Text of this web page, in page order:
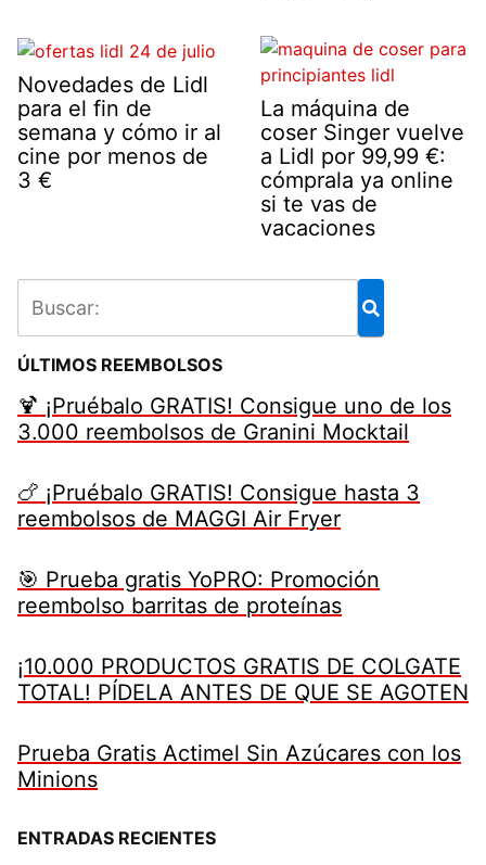
Novedades de Lidl
para el fin de
semana y cómo ir al
cine por menos de
3 €
La máquina de
coser Singer vuelve
a Lidl por 99,99 €:
cómprala ya online
si te vas de
vacaciones
ÚLTIMOS REEMBOLSOS
🍹 ¡Pruébalo GRATIS! Consigue uno de los
3.000 reembolsos de Granini Mocktail
🍗 ¡Pruébalo GRATIS! Consigue hasta 3
reembolsos de MAGGI Air Fryer
🎯 Prueba gratis YoPRO: Promoción
reembolso barritas de proteínas
¡10.000 PRODUCTOS GRATIS DE COLGATE
TOTAL! PÍDELA ANTES DE QUE SE AGOTEN
Prueba Gratis Actimel Sin Azúcares con los
Minions
ENTRADAS RECIENTES